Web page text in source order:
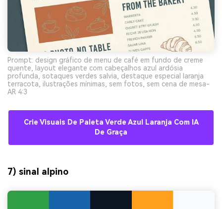
Prompt: design gráfico de menu de café em fundo de creme
quente, layout elegante com cabeçalhos azul ardósia
profunda, sotaques verdes salvia, destaque especial laranja
terracota, ilustrações mínimas, sem fotos, sem cena de mesa-
AR 4:3
Crie Visuais De Paleta Verde Azul Laranja Com IA
De Graça
7) sinal alpino